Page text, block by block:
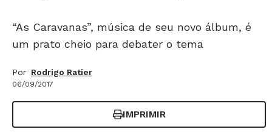
“As Caravanas”, música de seu novo álbum, é
um prato cheio para debater o tema
Por Rodrigo Ratier
06/09/2017
IMPRIMIR